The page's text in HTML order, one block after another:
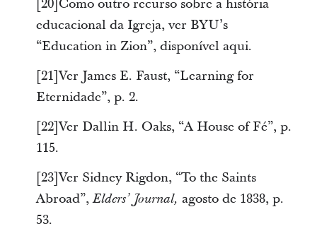
[20]Como outro recurso sobre a história
educacional da Igreja, ver BYU’s
“Education in Zion”, disponível aqui.
[21]Ver James E. Faust, “Learning for
Eternidade”, p. 2.
[22]Ver Dallin H. Oaks, “A House of Fé”, p.
115.
[23]Ver Sidney Rigdon, “To the Saints
Abroad”,Elders’ Journal, agosto de 1838, p.
53.